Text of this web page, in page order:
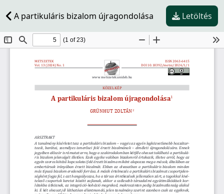
A partikuláris bizalom újragondolása Letöltés